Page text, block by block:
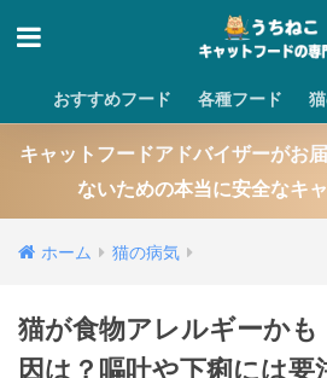
おすすめフード 各種フード
キャットフードアドバイザーがお
ないための本当に安全なキ
ホーム 猫の病気
猫が食物アレルギーか
因は？嘔吐や下痢には要